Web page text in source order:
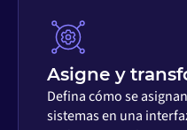
Asigne y
Defina cómo se
sistemas en una